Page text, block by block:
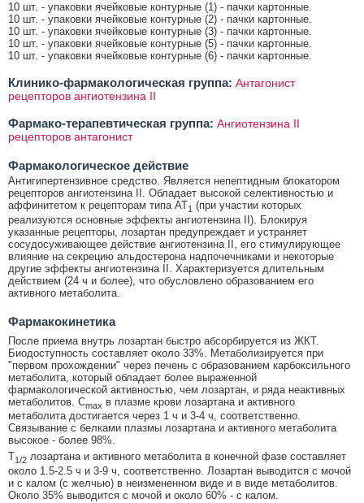
10 шт. - упаковки ячейковые контурные (1) - пачки картонные.
10 шт. - упаковки ячейковые контурные (2) - пачки картонные.
10 шт. - упаковки ячейковые контурные (3) - пачки картонные.
10 шт. - упаковки ячейковые контурные (5) - пачки картонные.
10 шт. - упаковки ячейковые контурные (6) - пачки картонные.
Клинико-фармакологическая группа: Антагонист
рецепторов ангиотензина II
Фармако-терапевтическая группа: Ангиотензина II
рецепторов антагонист
Фармакологическое действие
Антигипертензивное средство. Является непептидным блокатором
рецепторов ангиотензина II. Обладает высокой селективностью и
аффинитетом к рецепторам типа AT1 (при участии которых
реализуются основные эффекты ангиотензина II). Блокируя
указанные рецепторы, лозартан предупреждает и устраняет
сосудосуживающее действие ангиотензина II, его стимулирующее
влияние на секрецию альдостерона надпочечниками и некоторые
другие эффекты ангиотензина II. Характеризуется длительным
действием (24 ч и более), что обусловлено образованием его
активного метаболита.
Фармакокинетика
После приема внутрь лозартан быстро абсорбируется из ЖКТ.
Биодоступность составляет около 33%. Метаболизируется при
"первом прохождении" через печень с образованием карбоксильного
метаболита, который обладает более выраженной
фармакологической активностью, чем лозартан, и ряда неактивных
метаболитов. Cmax в плазме крови лозартана и активного
метаболита достигается через 1 ч и 3-4 ч, соответственно.
Связывание с белками плазмы лозартана и активного метаболита
высокое - более 98%.
T1/2 лозартана и активного метаболита в конечной фазе составляет
около 1.5-2.5 ч и 3-9 ч, соответственно. Лозартан выводится с мочой
и с калом (с желчью) в неизмененном виде и в виде метаболитов.
Около 35% выводится с мочой и около 60% - с калом.